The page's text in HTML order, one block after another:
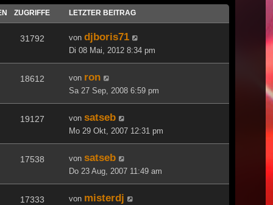
ZUGRIFFE LETZTER BEITRAG
31792 von djboris71
Di 08 Mai, 2012 8:34 pm
18612 von ron
Sa 27 Sep, 2008 6:59 pm
19127 von satseb
Mo 29 Okt, 2007 12:31 pm
17538 von satseb
Do 23 Aug, 2007 11:49 am
17333 von misterdj